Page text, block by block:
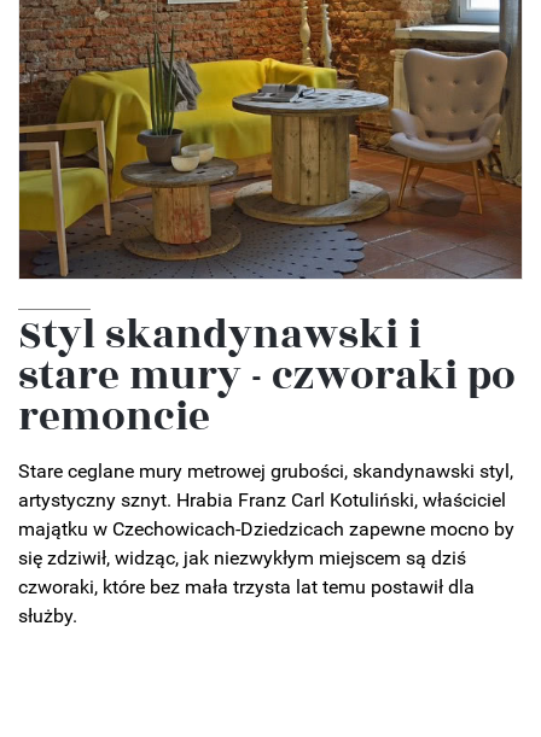
Styl skandynawski i
stare mury - czworaki po
remoncie
Stare ceglane mury metrowej grubości, skandynawski styl,
artystyczny sznyt. Hrabia Franz Carl Kotuliński, właściciel
majątku w Czechowicach-Dziedzicach zapewne mocno by
się zdziwił, widząc, jak niezwykłym miejscem są dziś
czworaki, które bez mała trzysta lat temu postawił dla
służby.